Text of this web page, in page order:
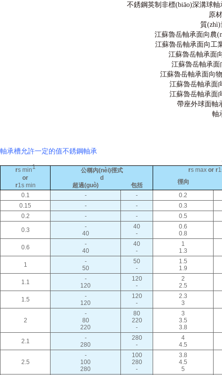
不銹鋼英制非標(biāo)深溝球
原
質(zhì)
江蘇魯岳軸承面向農
江蘇魯岳軸承面向工
江蘇魯岳軸承面
江蘇魯岳軸承
江蘇魯岳軸承面向
江蘇魯岳軸承面
江蘇魯岳軸承面
帶座外球面軸
軸
軸承槽允許一定的值不銹鋼軸承
rs min1 公稱內(nèi)徑式 rs maxor r
or
d
徑向
r1s min 超過(guò)
包括
0.1
- -
0.2
0.15
- -
0.3
0.2
- -
0.5
0.3
-
40
40
-
0.6
0.8
0.6
-
40
40
-
1
1.3
1
-
50
50
-
1.5
1.9
1.1
-
120
120
-
2
2.5
1.5
-
120
120
-
2.3
3
2
-
80
220
80
220
-
3
3.5
3.8
2.1
-
280
280
-
4
4.5
2.5
-
100
280
100
280
-
3.8
4.5
5